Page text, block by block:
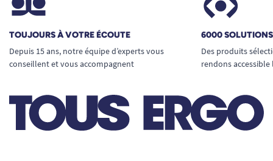
TOUJOURS À VOTRE ÉCOUTE
Depuis 15 ans, notre équipe d’experts vous
conseillent et vous accompagnent
6000
Des produits
rendons